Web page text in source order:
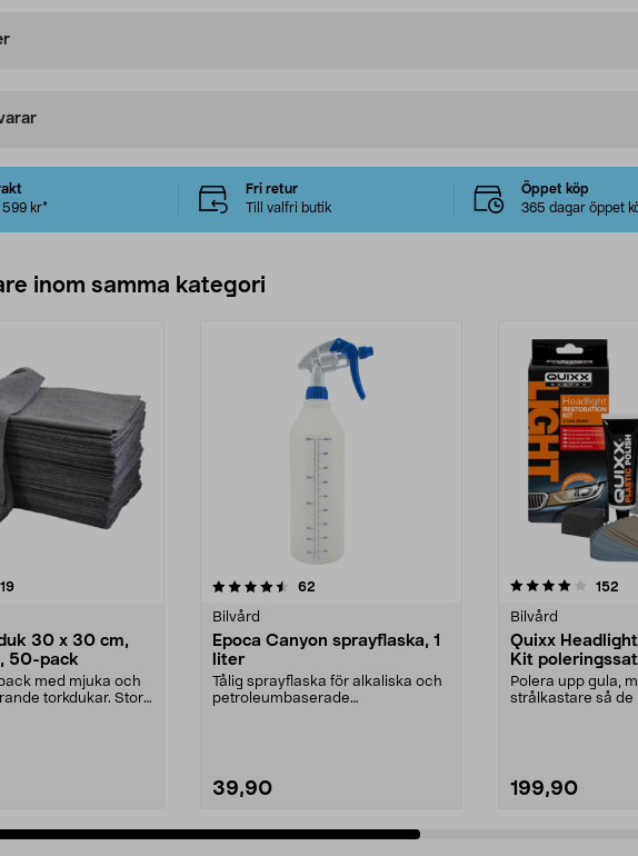
599 kr*
Fri retur
Till valfri butik
Öppet köp
365 dagar öppet
inom samma kategori
19recensioner
30 x 30 cm,
50-pack
med mjuka och
torkdukar. Stora
av 5 stjärnor 62
Bilvård
Epoca Canyon sprayflaska, 1
liter
Tålig sprayflaska för alkaliska och
petroleumbaserade
39,90
4.0 av 5 stjärnor 152
Bilvård
Quixx
Kit
strålkastare
Polera upp gula,
strålkastare så de
199,90
3.5 av 5